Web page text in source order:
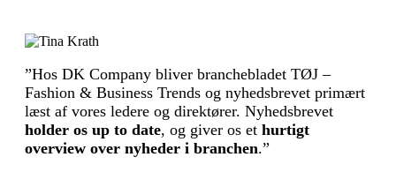
”Hos DK Company bliver branchebladet TØJ –
Fashion & Business Trends og nyhedsbrevet primært
læst af vores ledere og direktører. Nyhedsbrevet
holder os up to date, og giver os et hurtigt
overview over nyheder i branchen.”